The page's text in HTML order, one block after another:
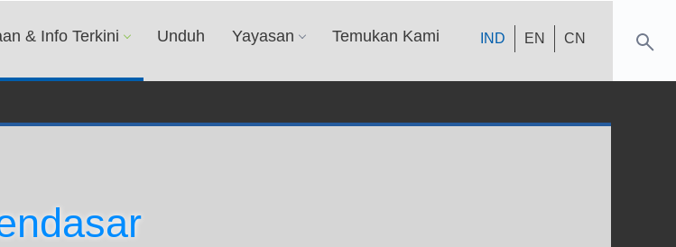
IND EN CN
& Info Terkini Unduh Yayasan Temukan Kami